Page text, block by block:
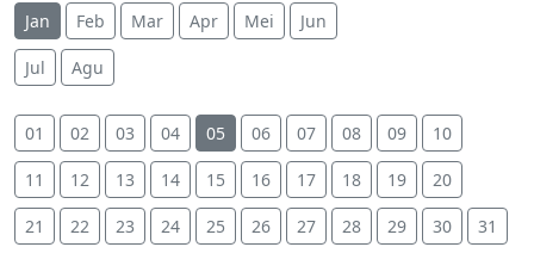
Jan Feb Mar Apr Mei Jun
Jul Agu
01 02 03 04 05 06 07 08 09 10
11 12 13 14 15 16 17 18 19 20
21 22 23 24 25 26 27 28 29 30 31